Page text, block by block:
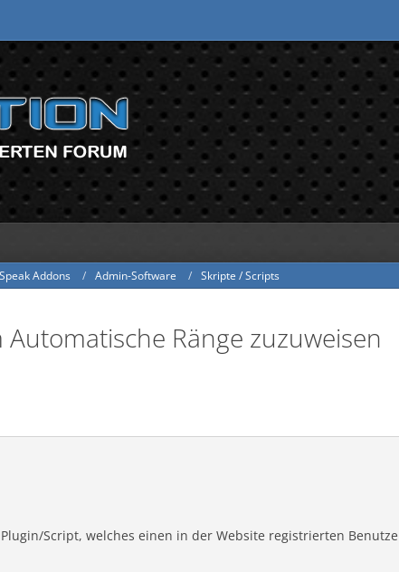
Addons Admin-Software Skripte / Scripts
Ränge zuzuweisen
Script, welches einen in der Website registrierten